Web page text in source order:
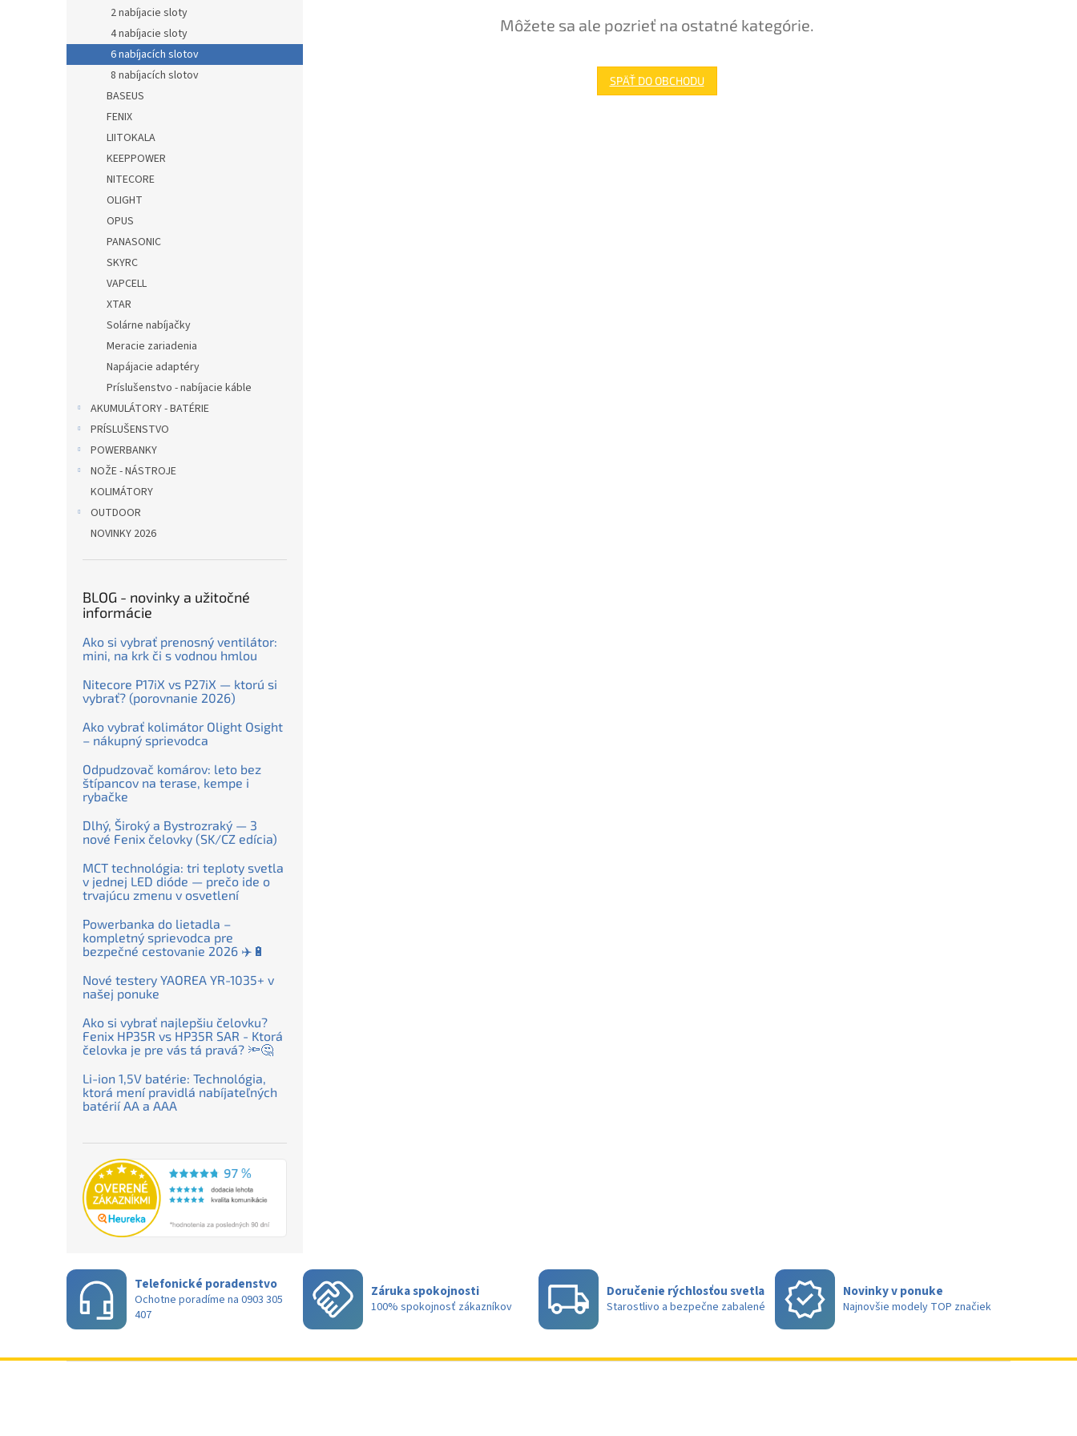
2 nabíjacie sloty
4 nabíjacie sloty
6 nabíjacích slotov
8 nabíjacích slotov
BASEUS
FENIX
LIITOKALA
KEEPPOWER
NITECORE
OLIGHT
OPUS
PANASONIC
SKYRC
VAPCELL
XTAR
Solárne nabíjačky
Meracie zariadenia
Napájacie adaptéry
Príslušenstvo - nabíjacie káble
AKUMULÁTORY - BATÉRIE
PRÍSLUŠENSTVO
POWERBANKY
NOŽE - NÁSTROJE
KOLIMÁTORY
OUTDOOR
NOVINKY 2026
BLOG - novinky a užitočné
informácie
Ako si vybrať prenosný ventilátor:
mini, na krk či s vodnou hmlou
Nitecore P17iX vs P27iX — ktorú si
vybrať? (porovnanie 2026)
Ako vybrať kolimátor Olight Osight
– nákupný sprievodca
Odpudzovač komárov: leto bez
štípancov na terase, kempe i
rybačke
Dlhý, Široký a Bystrozraký — 3
nové Fenix čelovky (SK/CZ edícia)
MCT technológia: tri teploty svetla
v jednej LED dióde — prečo ide o
trvajúcu zmenu v osvetlení
Powerbanka do lietadla –
kompletný sprievodca pre
bezpečné cestovanie 2026 ✈️🔋
Nové testery YAOREA YR-1035+ v
našej ponuke
Ako si vybrať najlepšiu čelovku?
Fenix HP35R vs HP35R SAR - Ktorá
čelovka je pre vás tá pravá? 🔦🤔
Li-ion 1,5V batérie: Technológia,
ktorá mení pravidlá nabíjateľných
batérií AA a AAA
Môžete sa ale pozrieť na ostatné kategórie.
SPÄŤ DO OBCHODU
Telefonické poradenstvo
Ochotne poradíme na 0903 305
407
Záruka spokojnosti
100% spokojnosť zákazníkov
Doručenie rýchlosťou svetla
Starostlivo a bezpečne zabalené
Novinky v ponuke
Najnovšie modely TOP značiek